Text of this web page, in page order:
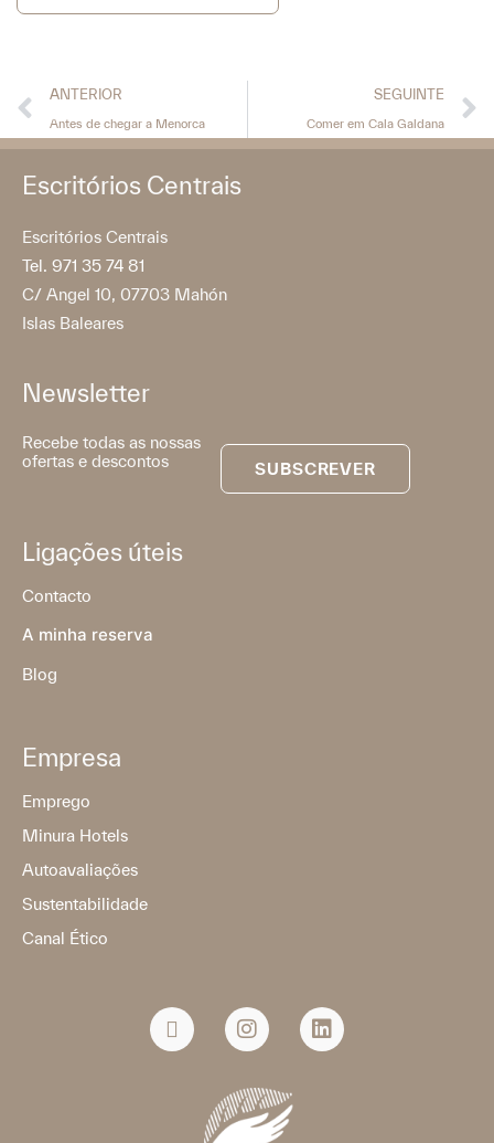
ANTERIOR
Antes de chegar a Menorca
SEGUINTE
Comer em Cala Galdana
Escritórios Centrais
Escritórios Centrais
Tel. 971 35 74 81
C/ Angel 10, 07703 Mahón
Islas Baleares
Newsletter
Recebe todas as nossas
ofertas e descontos
SUBSCREVER
Ligações úteis
Contacto
A minha reserva
Blog
Empresa
Emprego
Minura Hotels
Autoavaliações
Sustentabilidade
Canal Ético